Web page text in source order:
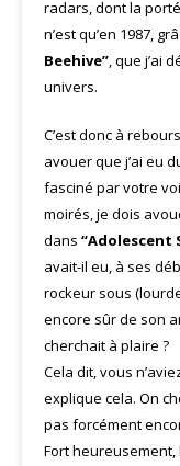
radars, dont la
n’est qu’en 1987,
Beehive”, que j’ai
univers.
C’est donc à
avouer que j’ai eu
fasciné par votre
moirés, je dois
dans “Adolescent
avait-il eu, à ses
rockeur sous
encore sûr de son
cherchait à plaire ?
Cela dit, vous
explique cela. On
pas forcément
Fort heureusement,